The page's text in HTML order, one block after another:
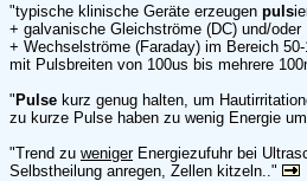
"typische klinische Geräte erzeugen puls
+ galvanische Gleichströme (DC) und/oder
+ Wechselströme (Faraday) im Bereich 50-
mit Pulsbreiten von 100us bis mehrere
" Pulse kurz genug halten, um
zu kurze Pulse haben zu wenig Energie
"Trend zu wenigerEnergiezufuhr bei
Selbstheilung anregen, Zellen kitzeln.."